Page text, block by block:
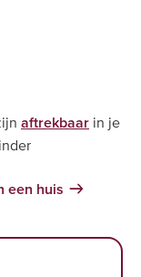
aftrekbaar in je
een huis